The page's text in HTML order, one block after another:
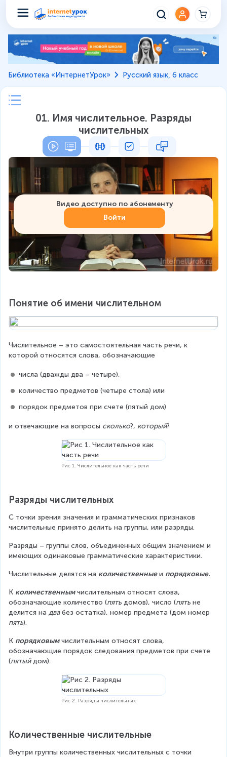
Библиотека «ИнтернетУрок» Русский язык, 6 класс
01. Имя числительное. Разряды
числительных
Видео доступно по абонементу
Войти
Понятие об имени числительном
Числительное – это самостоятельная часть речи, к
которой относятся слова, обозначающие
числа (дважды два – четыре),
количество предметов (четыре стола) или
порядок предметов при счете (пятый дом)
и отвечающие на вопросы сколько?, который?
Рис 1. Числительное как часть речи
Разряды числительных
С точки зрения значения и грамматических признаков
числительные принято делить на группы, или разряды.
Разряды – группы слов, объединенных общим значением и
имеющих одинаковые грамматические характеристики.
Числительные делятся на количественные и порядковые.
К количественным числительным относят слова,
обозначающие количество (пять домов), число (пять не
делится на два без остатка), номер предмета (дом номер
пять).
К порядковым числительным относят слова,
обозначающие порядок следования предметов при счете
(пятый дом).
Рис 2. Разряды числительных
Количественные числительные
Внутри группы количественных числительных с точки